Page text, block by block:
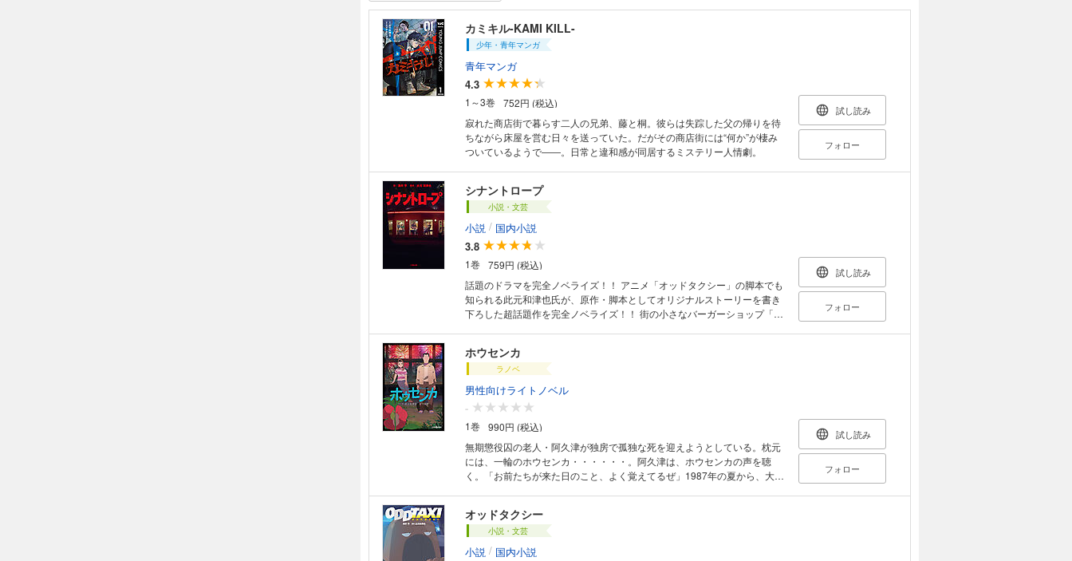
カミキル-KAMI KILL-
少年・青年マンガ
青年マンガ
4.3
1～3巻
752円 (税込)
寂れた商店街で暮らす二人の兄弟、藤と桐。彼らは失踪した父の帰りを待
ちながら床屋を営む日々を送っていた。だがその商店街には“何か”が棲み
ついているようで――。日常と違和感が同居するミステリー人情劇。
試し読み
フォロー
シナントロープ
小説・文芸
小説 / 国内小説
3.8
1巻
759円 (税込)
話題のドラマを完全ノベライズ！！ アニメ「オッドタクシー」の脚本でも
知られる此元和津也氏が、原作・脚本としてオリジナルストーリーを書き
下ろした超話題作を完全ノベライズ！！ 街の小さなバーガーショップ「シ
らない穏やかな一日が始まると思っていた──オレンジ色の目出し帽をか
ぶった男が店内に座っているのを見つけるまでは。不可解な強盗事件が、
店を非日常へ連れ込む。 何が本当で、何が嘘なのか。謎が謎を呼ぶ緻密な
伏線と巧みな会話劇がクセになる、美しくエモーショナルな青春群像ミス
テリー。
試し読み
フォロー
ホウセンカ
ラノベ
男性向けライトノベル
-
1巻
990円 (税込)
無期懲役囚の老人・阿久津が独房で孤独な死を迎えようとしている。枕元
には、一輪のホウセンカ・・・・・・。阿久津は、ホウセンカの声を聴
く。「お前たちが来た日のこと、よく覚えてるぜ」1987年の夏から、大逆
化!! 本編のサイドストーリーも特別収録、木下監督の描きおろしイラス
トも!!
試し読み
フォロー
オッドタクシー
小説・文芸
小説 / 国内小説